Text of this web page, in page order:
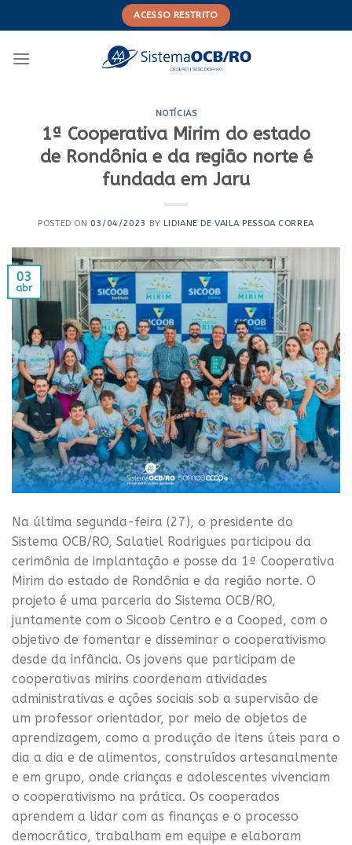
to
ACESSO RESTRITO
NOTÍCIAS
1ª Cooperativa Mirim do estado
de Rondônia e da região norte é
fundada em Jaru
POSTED ON 03/04/2023 BY LIDIANE DE VAILA PESSOA CORREA
03
abr
Na última segunda-feira (27), o presidente do
Sistema OCB/RO, Salatiel Rodrigues participou da
cerimônia de implantação e posse da 1ª Cooperativa
Mirim do estado de Rondônia e da região norte. O
projeto é uma parceria do Sistema OCB/RO,
juntamente com o Sicoob Centro e a Cooped, com o
objetivo de fomentar e disseminar o cooperativismo
desde da infância. Os jovens que participam de
cooperativas mirins coordenam atividades
administrativas e ações sociais sob a supervisão de
um professor orientador, por meio de objetos de
aprendizagem, como a produção de itens úteis para o
dia a dia e de alimentos, construídos artesanalmente
e em grupo, onde crianças e adolescentes vivenciam
o cooperativismo na prática. Os cooperados
aprendem a lidar com as finanças e o processo
democrático, trabalham em equipe e elaboram